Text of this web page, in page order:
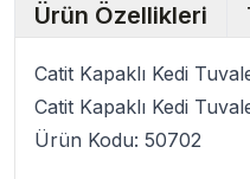
Ürün Özellikleri
Catit Kapaklı Kedi
Catit Kapaklı Kedi
Ürün Kodu: 50702